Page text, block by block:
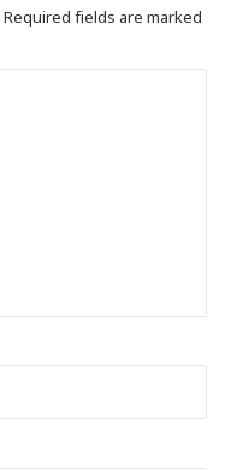
Required fields are marked